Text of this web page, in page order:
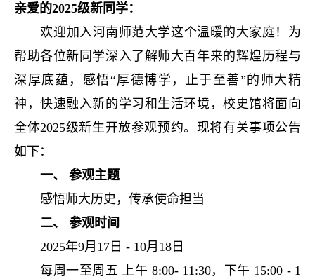
亲爱的2025级新同学：
欢迎加入河南师范大学这个温暖的大家庭！为
帮助各位新同学深入了解师大百年来的辉煌历程与
深厚底蕴，感悟“厚德博学，止于至善”的师大精
神，快速融入新的学习和生活环境，校史馆将面向
全体2025级新生开放参观预约。现将有关事项公告
如下：
一、 参观主题
感悟师大历史，传承使命担当
二、 参观时间
2025年9月 17 日- 10月 18 日
每周一至周五 上午 8:00- 11:30，下午 15:00 - 1